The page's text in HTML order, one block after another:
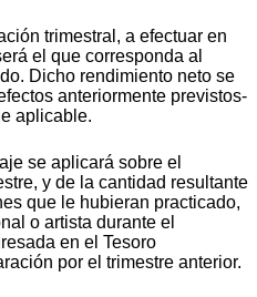
trimestral, a efectuar en
el que corresponda al
Dicho rendimiento neto se
anteriormente previstos-
aplicable.
se aplicará sobre el
y de la cantidad resultante
que le hubieran practicado,
o artista durante el
en el Tesoro
por el trimestre anterior.